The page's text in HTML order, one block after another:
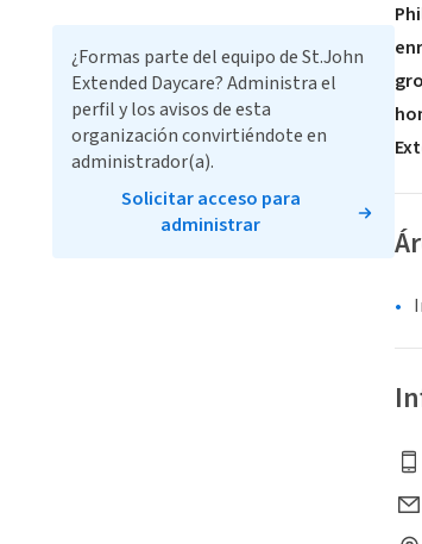
¿Formas parte del equipo de St.John
Extended Daycare? Administra el
perfil y los avisos de esta
organización convirtiéndote en
administrador(a).
Solicitar acceso para
administrar